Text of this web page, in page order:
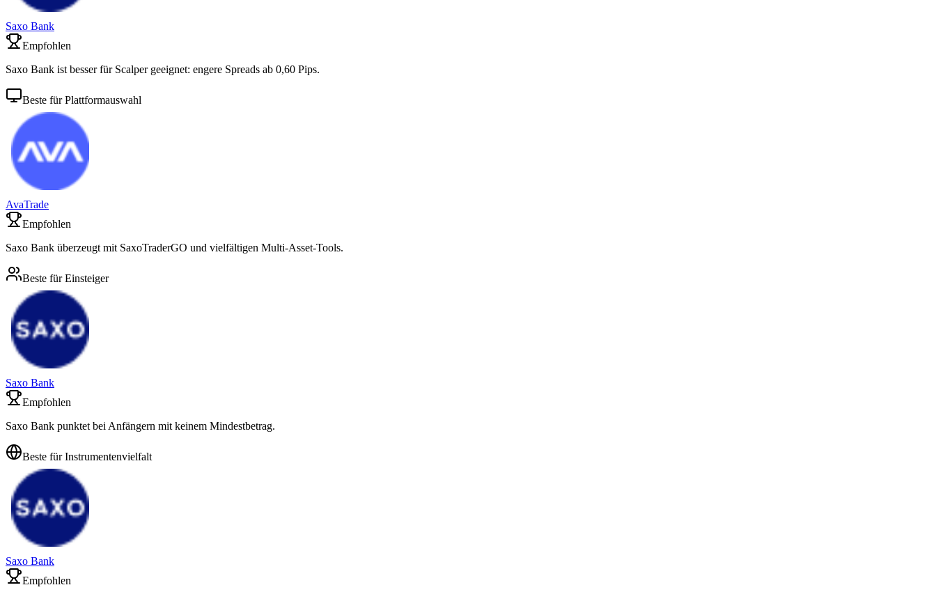
Saxo Bank
Empfohlen
Saxo Bank ist besser für Scalper geeignet: engere Spreads ab 0,60 Pips.
Beste für Plattformauswahl
AvaTrade
Empfohlen
Saxo Bank überzeugt mit SaxoTraderGO und vielfältigen Multi-Asset-Tools.
Beste für Einsteiger
Saxo Bank
Empfohlen
Saxo Bank punktet bei Anfängern mit keinem Mindestbetrag.
Beste für Instrumentenvielfalt
Saxo Bank
Empfohlen